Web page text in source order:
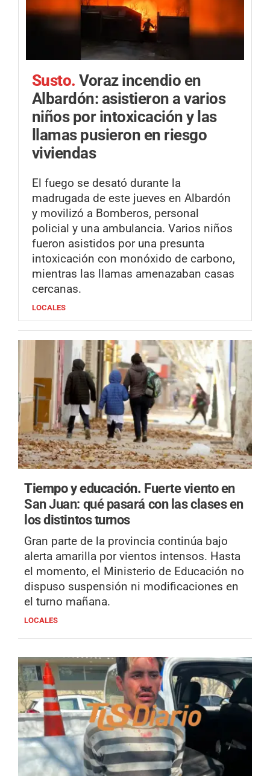
Susto.Voraz incendio en
Albardón: asistieron a varios
niños por intoxicación y las
llamas pusieron en riesgo
viviendas
El fuego se desató durante la
madrugada de este jueves en Albardón
y movilizó a Bomberos, personal
policial y una ambulancia. Varios niños
fueron asistidos por una presunta
intoxicación con monóxido de carbono,
mientras las llamas amenazaban casas
cercanas.
LOCALES
Tiempo y educación. Fuerte viento en
San Juan: qué pasará con las clases en
los distintos turnos
Gran parte de la provincia continúa bajo
alerta amarilla por vientos intensos. Hasta
el momento, el Ministerio de Educación no
dispuso suspensión ni modificaciones en
el turno mañana.
LOCALES